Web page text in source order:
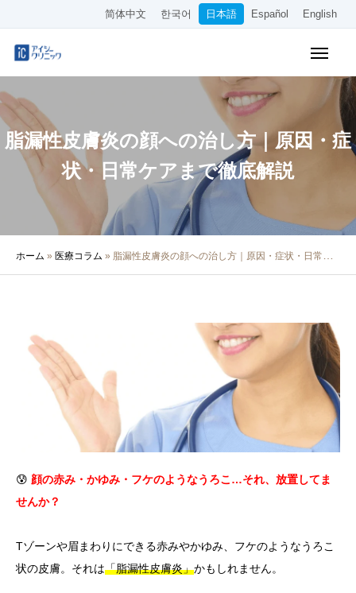
简体中文 한국어 日本語 Español English
脂漏性皮膚炎の顔への治し方｜原因・症
状・日常ケアまで徹底解説
ホーム » 医療コラム » 脂漏性皮膚炎の顔への治し方｜原因・症状・日常ケアまで徹底解説
😰 顔の赤み・かゆみ・フケのようなうろこ…それ、放置してま
せんか？
Tゾーンや眉まわりにできる赤みやかゆみ、フケのようなうろこ
状の皮膚。それは「脂漏性皮膚炎」かもしれません。
クリニック紹介
診療内容
院長・医師の紹介
その他
简体中文 한국어 日本語 Español